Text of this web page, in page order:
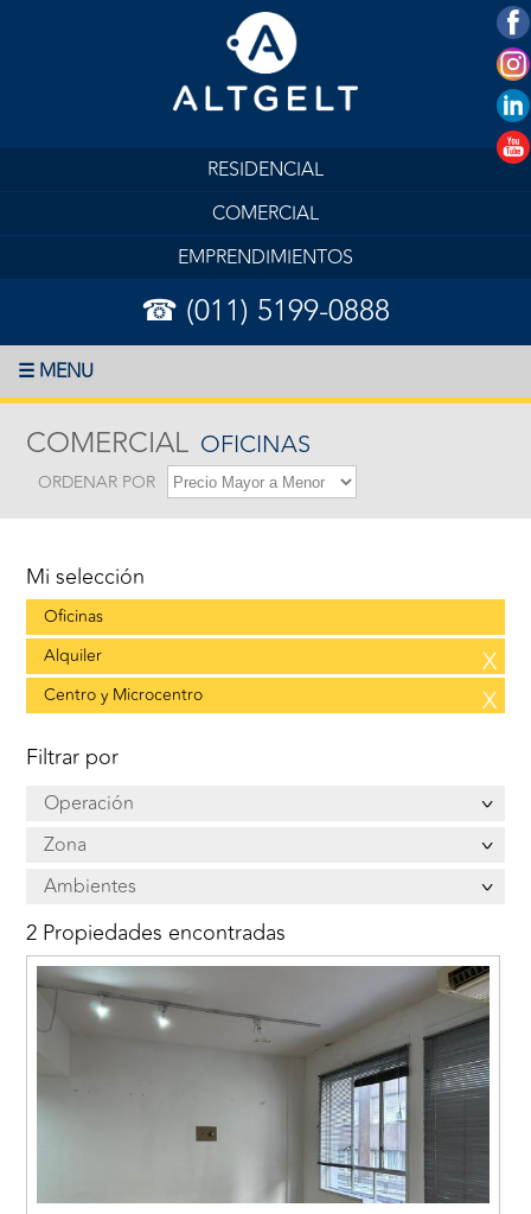
RESIDENCIAL
COMERCIAL
EMPRENDIMIENTOS
☎ (011) 5199-0888
☰ MENU
COMERCIAL OFICINAS
ORDENAR POR
Mi selección
Oficinas
Alquiler
X
Centro y Microcentro X
Filtrar por
Operación
Zona
Ambientes
2 Propiedades encontradas